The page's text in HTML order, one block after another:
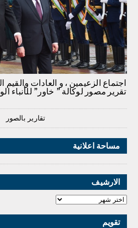
اجتماع الزعيمين ، و العادات والقيم
تقرير مصور لوكالة ” خاور” للأنباء
تقارير بالصور
مساحة اعلانية
الارشيف
تقويم